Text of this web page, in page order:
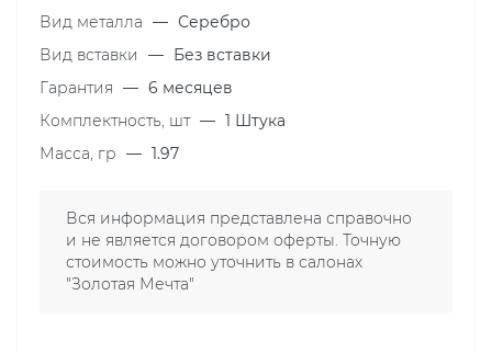
Вид металла — Серебро
Вид вставки
— Без вставки
Гарантия — 6 месяцев
Комплектность, шт — 1 Штука
Масса, гр — 1.97
Вся информация представлена справочно
и не является договором оферты. Точную
стоимость можно уточнить в салонах
"Золотая Мечта"